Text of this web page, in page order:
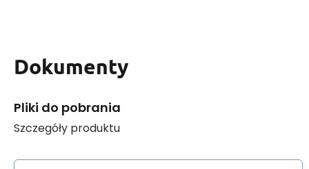
Dokumenty
Pliki do pobrania
Szczegóły produktu